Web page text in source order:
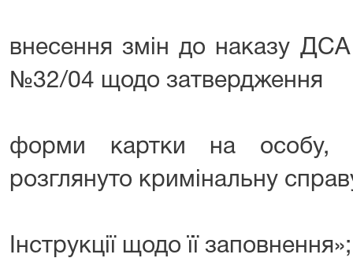
внесення змін до наказу ДСА
№32/04 щодо затвердження
форми картки на особу,
розглянуто кримінальну
Інструкції щодо її заповнення»;